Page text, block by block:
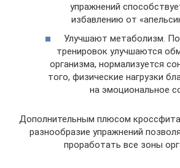
упражнений
избавлению от
Улучшают метаболизм.
тренировок улучшаются
организма, нормализуется
того, физические нагрузки
на эмоциональное
Дополнительным плюсом
разнообразие упражнений
проработать все зоны